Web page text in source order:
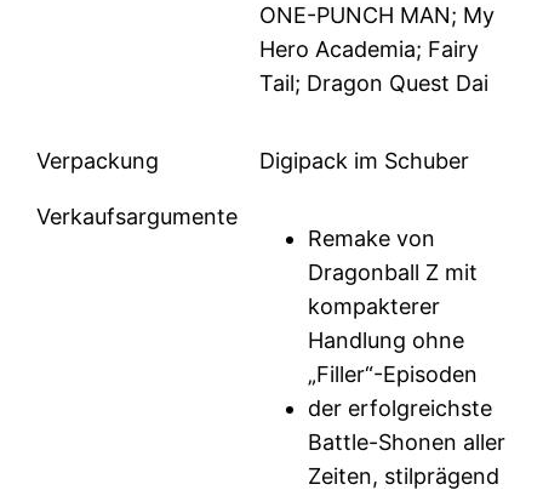
ONE-PUNCH MAN; My
Hero Academia; Fairy
Tail; Dragon Quest Dai
Verpackung Digipack im Schuber
Verkaufsargumente
Remake von
Dragonball Z mit
kompakterer
Handlung ohne
„Filler“-Episoden
der erfolgreichste
Battle-Shonen aller
Zeiten, stilprägend